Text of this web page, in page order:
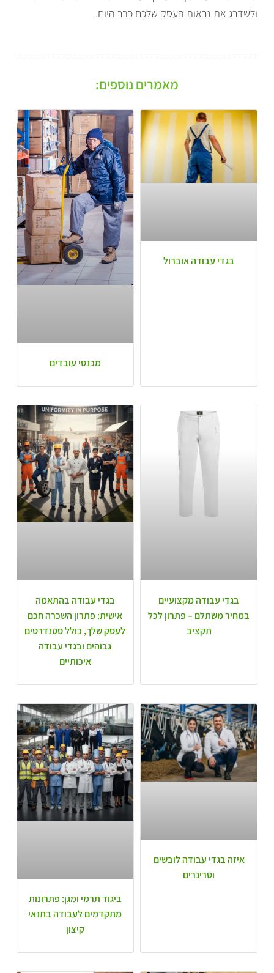
ולשדרג את נראות העסק שלכם כבר היום.
מאמרים נוספים:
בגדי עבודה אוברול
מכנסי עובדים
בגדי עבודה מקצועיים
במחיר משתלם – פתרון לכל
תקציב
בגדי עבודה בהתאמה
אישית: פתרון השכרה חכם
לעסק שלך, כולל סטנדרטים
גבוהים ובגדי עבודה
איכותיים
איזה בגדי עבודה לובשים
וטרינרים
ביגוד תרמי ומגן: פתרונות
מתקדמים לעבודה בתנאי
קיצון